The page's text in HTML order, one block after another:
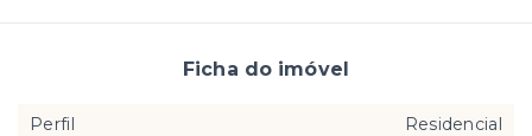
Ficha do imóvel
Perfil
Residencial